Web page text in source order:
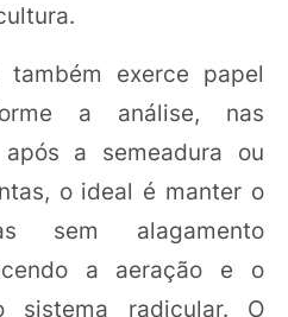
exerce papel
a análise, nas
a semeadura ou
o ideal é manter o
sem alagamento
a aeração e o
sistema radicular. O